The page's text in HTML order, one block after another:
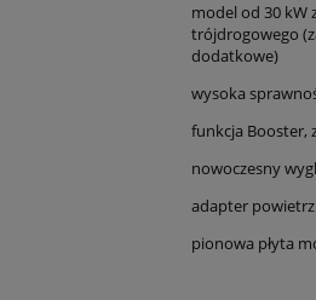
model od 30 kW
trójdrogowego
dodatkowe)
wysoka
funkcja Booster,
nowoczesny
adapter
pionowa płyta